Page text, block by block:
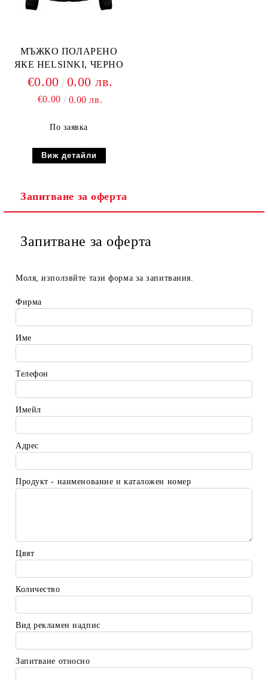
МЪЖКО ПОЛАРЕНО
ЯКЕ HELSINKI, ЧЕРНО
€0.00 0.00 лв.
€0.00 0.00 лв.
По заявка
Виж детайли
Запитване за оферта
Запитване за оферта
Моля, използвйте тази форма за запитвания.
Фирма
Име
Телефон
Имейл
Адрес
Продукт - наименование и каталожен номер
Цвят
Количество
Вид рекламен надпис
Запитване относно